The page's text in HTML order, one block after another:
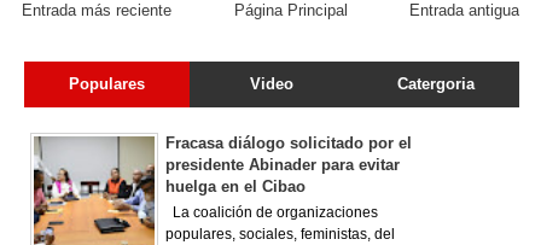
Entrada más reciente Entrada antigua
Página Principal
Populares Video Catergoria
Fracasa diálogo solicitado por el
presidente Abinader para evitar
huelga en el Cibao
La coalición de organizaciones
populares, sociales, feministas, del